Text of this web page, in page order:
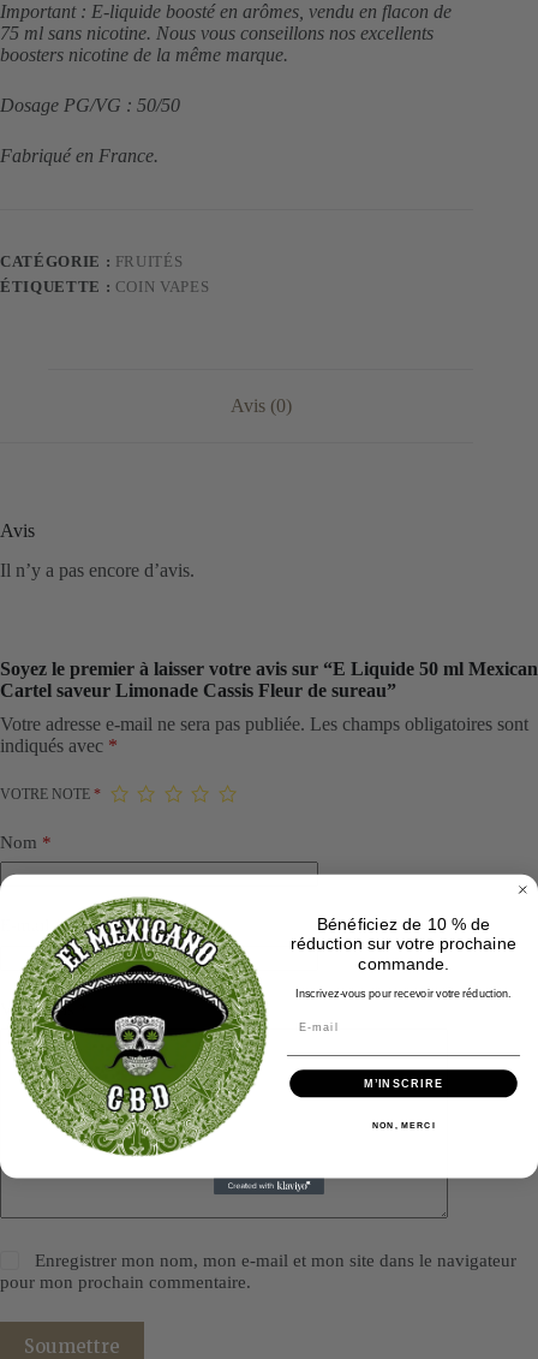
Important : E-liquide boosté en arômes, vendu en flacon de
75 ml sans nicotine. Nous vous conseillons nos excellents
boosters nicotine de la même marque.
Dosage PG/VG : 50/50
Fabriqué en France.
CATÉGORIE : FRUITÉS
ÉTIQUETTE : COIN VAPES
Avis (0)
Avis
Il n’y a pas encore d’avis.
Soyez le premier à laisser votre avis sur “E Liquide 50 ml Mexican
Cartel saveur Limonade Cassis Fleur de sureau”
Votre adresse e-mail ne sera pas publiée. Les champs obligatoires sont
indiqués avec *
VOTRE NOTE *
Nom *
*
Votre avis
Enregistrer mon nom, mon e-mail et mon site dans le navigateur
pour mon prochain commentaire.
Soumettre
Bénéficiez de 10 % de
réduction sur votre prochaine
commande.
Inscrivez-vous pour recevoir votre réduction.
M’INSCRIRE
NON, MERCI